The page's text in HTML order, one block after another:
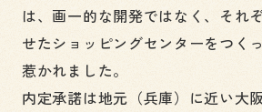
は、画一的な開発ではなく、それ
せたショッピングセンターをつく
惹かれました。
内定承諾は地元（兵庫）に近い大